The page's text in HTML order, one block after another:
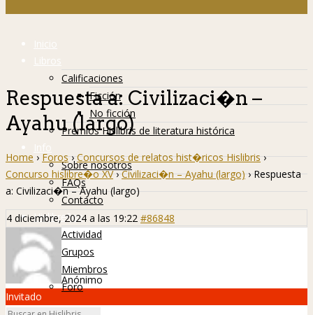
Inicio
Libros
Calificaciones
Ficción
No ficción
Premios Hislibris de literatura histórica
Info
Sobre nosotros
FAQs
Contacto
Hislibreños
Actividad
Grupos
Miembros
Foro
Respuesta a: Civilizaci�n –
Ayahu (largo)
Home › Foros › Concursos de relatos hist�ricos Hislibris ›
Concurso hislibre�o XV › Civilizaci�n – Ayahu (largo) › Respuesta
a: Civilizaci�n – Ayahu (largo)
4 diciembre, 2024 a las 19:22 #86848
Anónimo
Invitado